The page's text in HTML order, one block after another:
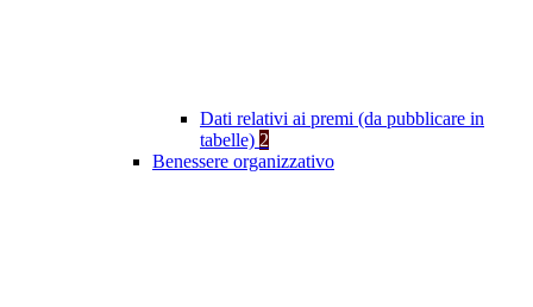
Dati relativi ai premi (da pubblicare in
tabelle) 2
Benessere organizzativo